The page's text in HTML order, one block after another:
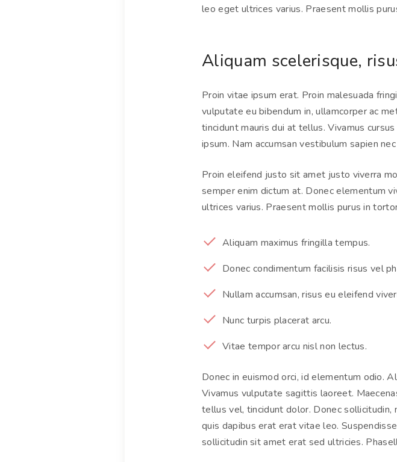
leo eget ultrices varius. Praesent mollis
Aliquam scelerisque,
Proin vitae ipsum erat. Proin malesuada
vulputate eu bibendum in, ullamcorper ac
tincidunt mauris dui at tellus. Vivamus
ipsum. Nam accumsan vestibulum sapien
Proin eleifend justo sit amet justo viverra
semper enim dictum at. Donec elementum
ultrices varius. Praesent mollis purus in
Aliquam maximus fringilla tempus.
Donec condimentum facilisis risus vel
Nullam accumsan, risus eu eleifend
Nunc turpis placerat arcu.
Vitae tempor arcu nisl non lectus.
Donec in euismod orci, id elementum odio.
Vivamus vulputate sagittis laoreet.
tellus vel, tincidunt dolor. Donec sollicitudin,
quis dapibus erat erat vitae leo.
sollicitudin sit amet erat sed ultricies.